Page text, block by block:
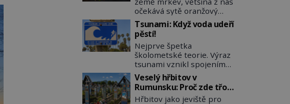
očekává sytě oranžový
kořen. Jenže po většinu
své historie je mrkev
všechno možné, jen ne
oranžová. Je fialová, žlutá,
bílá, někdy dokonce téměř
černá. Až díky stovkám let
pečlivého šlechtění se z ní
stává zelenina, bez které
si českou zahradu ani
Tsunami: Když voda udeří
pěstí!
Nejprve špetka
školometské teorie. Výraz
tsunami vznikl spojením
japonských slov tsu
(přístav) a nami (vlna).
Jedná se o dlouhou vlnu,
která je na volném moři
Veselý hřbitov v
Rumunsku: Proč zde třou
pohřební plačky bídu s
Hřbitov jako jeviště pro